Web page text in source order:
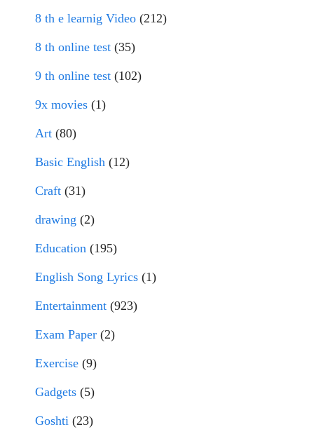
8 th e learnig Video (212)
8 th online test (35)
9 th online test (102)
9x movies (1)
Art (80)
Basic English (12)
Craft (31)
drawing (2)
Education (195)
English Song Lyrics (1)
Entertainment (923)
Exam Paper (2)
Exercise (9)
Gadgets (5)
Goshti (23)